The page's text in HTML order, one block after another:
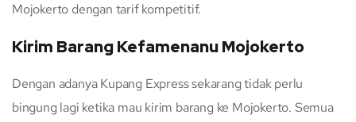
Mojokerto dengan tarif kompetitif.
Kirim Barang Kefamenanu Mojokerto
Dengan adanya Kupang Express sekarang tidak perlu
bingung lagi ketika mau kirim barang ke Mojokerto. Semua